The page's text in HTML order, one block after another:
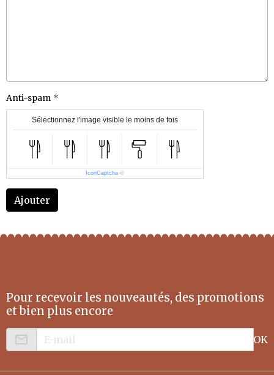
Anti-spam
Sélectionnez l'image visible le moins de fois
IconCaptcha ©
Ajouter
Pour recevoir les nouveautés, des promotions
et bien plus encore
OK